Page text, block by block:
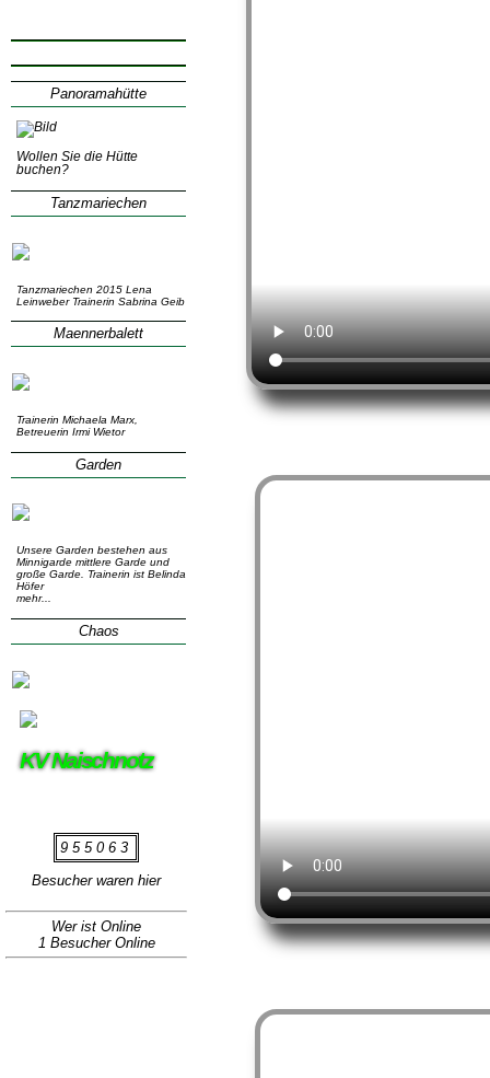
Panoramahütte
Wollen Sie die Hütte
buchen?
Tanzmariechen
Tanzmariechen 2015 Lena
Leinweber Trainerin Sabrina Geib
Maennerbalett
Trainerin Michaela Marx,
Betreuerin Irmi Wietor
Garden
Unsere Garden bestehen aus
Minnigarde mittlere Garde und
große Garde. Trainerin ist Belinda
Höfer
mehr...
Chaos
KV Naischnotz
955063
Besucher waren hier
Wer ist Online
1 Besucher Online